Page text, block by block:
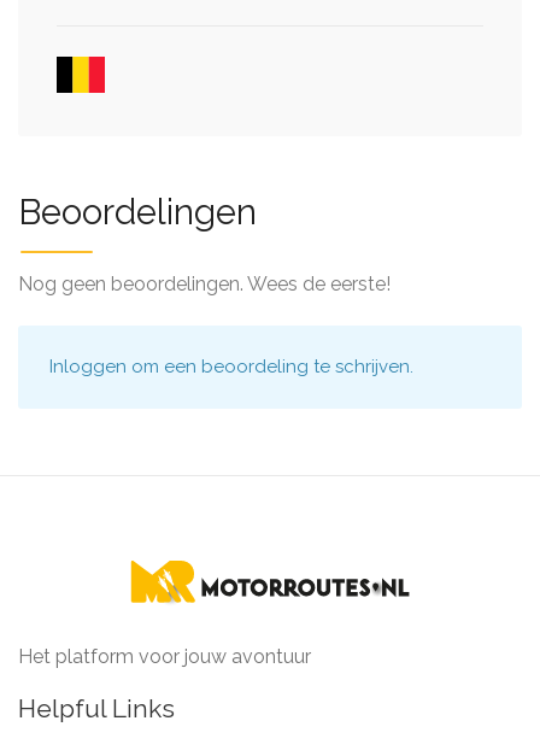
Beoordelingen
Nog geen beoordelingen. Wees de eerste!
Inloggen om een beoordeling te schrijven.
Het platform voor jouw avontuur
Helpful Links